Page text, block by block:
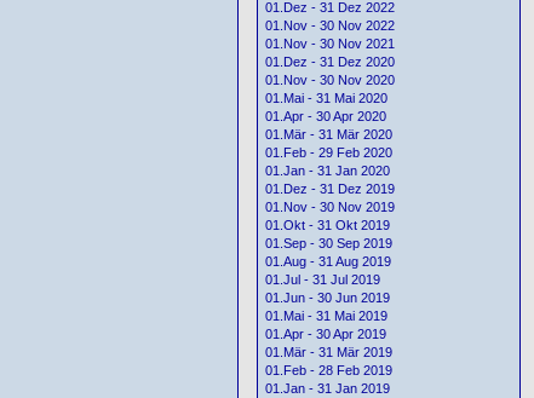
01.Dez - 31 Dez 2022
01.Nov - 30 Nov 2022
01.Nov - 30 Nov 2021
01.Dez - 31 Dez 2020
01.Nov - 30 Nov 2020
01.Mai - 31 Mai 2020
01.Apr - 30 Apr 2020
01.Mär - 31 Mär 2020
01.Feb - 29 Feb 2020
01.Jan - 31 Jan 2020
01.Dez - 31 Dez 2019
01.Nov - 30 Nov 2019
01.Okt - 31 Okt 2019
01.Sep - 30 Sep 2019
01.Aug - 31 Aug 2019
01.Jul - 31 Jul 2019
01.Jun - 30 Jun 2019
01.Mai - 31 Mai 2019
01.Apr - 30 Apr 2019
01.Mär - 31 Mär 2019
01.Feb - 28 Feb 2019
01.Jan - 31 Jan 2019